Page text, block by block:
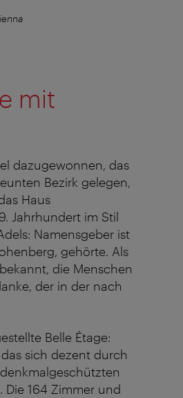
mit
dazugewonnen, das
Bezirk gelegen,
Haus
Jahrhundert im Stil
Namensgeber ist
gehörte. Als
die Menschen
der in der nach
Belle Étage:
sich dezent durch
Die 164 Zimmer und